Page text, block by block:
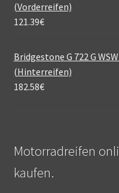
(Vorderreifen)
121.39€
Bridgestone G 722 G
(Hinterreifen)
182.58€
Motorradreifen
kaufen.